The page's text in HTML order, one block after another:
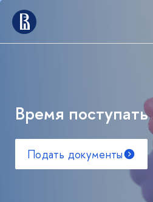
Время
Подать документы